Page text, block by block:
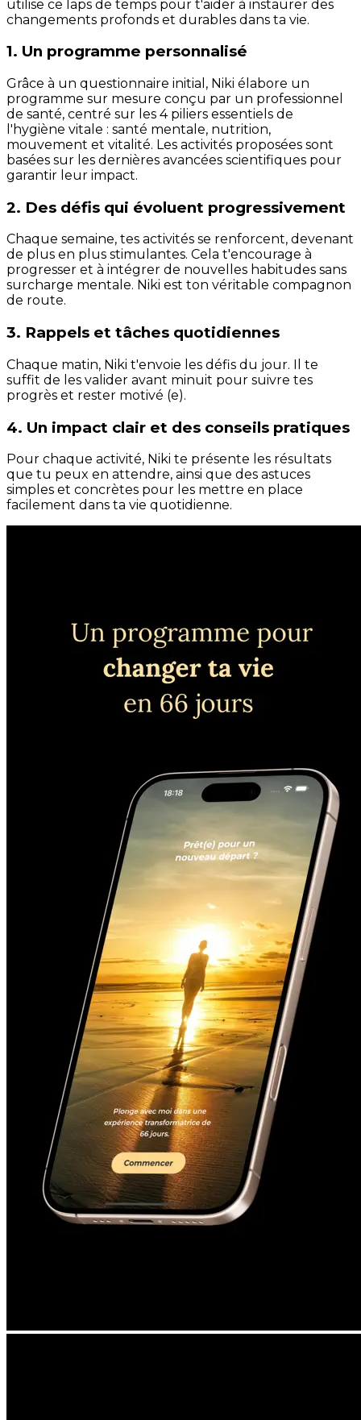
utilise ce laps de temps pour t'aider à instaurer des
changements profonds et durables dans ta vie.
1. Un programme personnalisé
Grâce à un questionnaire initial, Niki élabore un
programme sur mesure conçu par un professionnel
de santé, centré sur les 4 piliers essentiels de
l'hygiène vitale : santé mentale, nutrition,
mouvement et vitalité. Les activités proposées sont
basées sur les dernières avancées scientifiques pour
garantir leur impact.
2. Des défis qui évoluent progressivement
Chaque semaine, tes activités se renforcent, devenant
de plus en plus stimulantes. Cela t'encourage à
progresser et à intégrer de nouvelles habitudes sans
surcharge mentale. Niki est ton véritable compagnon
de route.
3. Rappels et tâches quotidiennes
Chaque matin, Niki t'envoie les défis du jour. Il te
suffit de les valider avant minuit pour suivre tes
progrès et rester motivé (e).
4. Un impact clair et des conseils pratiques
Pour chaque activité, Niki te présente les résultats
que tu peux en attendre, ainsi que des astuces
simples et concrètes pour les mettre en place
facilement dans ta vie quotidienne.